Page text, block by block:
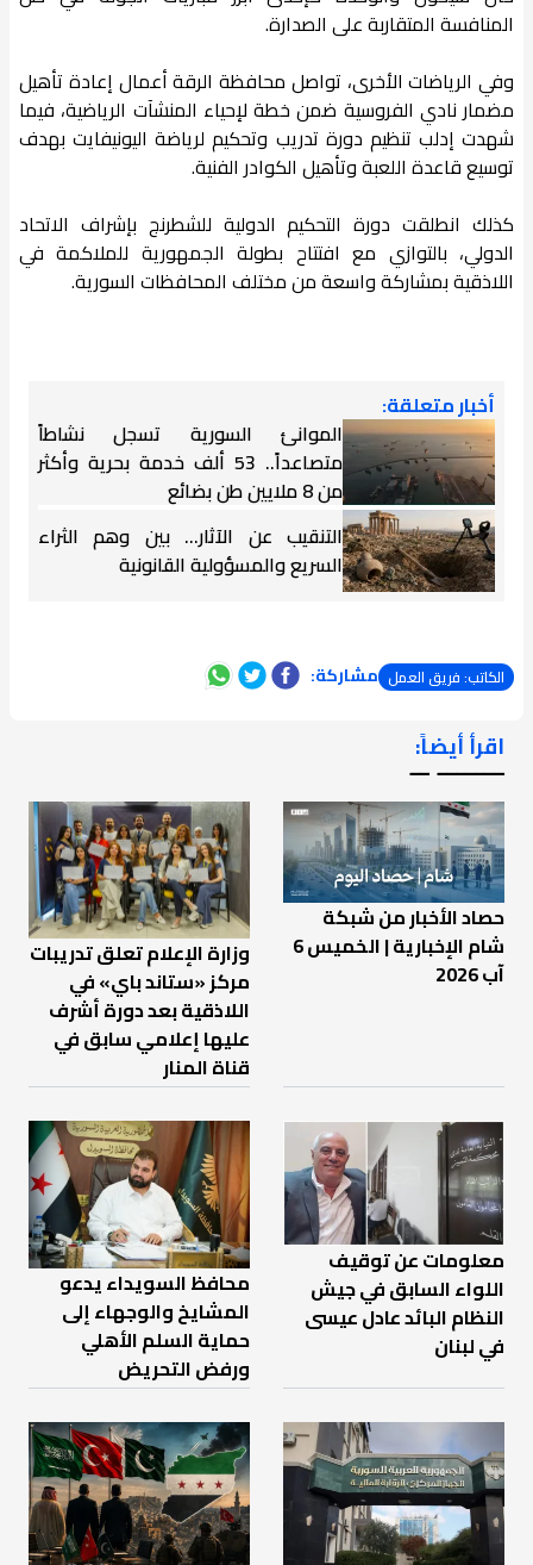
المنافسة المتقاربة على الصدارة.
وفي الرياضات الأخرى، تواصل محافظة الرقة أعمال إعادة تأهيل
مضمار نادي الفروسية ضمن خطة لإحياء المنشآت الرياضية، فيما
شهدت إدلب تنظيم دورة تدريب وتحكيم لرياضة اليونيفايت بهدف
توسيع قاعدة اللعبة وتأهيل الكوادر الفنية.
كذلك انطلقت دورة التحكيم الدولية للشطرنج بإشراف الاتحاد
الدولي، بالتوازي مع افتتاح بطولة الجمهورية للملاكمة في
اللاذقية بمشاركة واسعة من مختلف المحافظات السورية.
أخبار متعلقة:
الموانئ السورية تسجل نشاطاً
متصاعداً.. 53 ألف خدمة بحرية وأكثر
من 8 ملايين طن بضائع
التنقيب عن الآثار… بين وهم الثراء
السريع والمسؤولية القانونية
الكاتب: فريق العمل مشاركة:
اقرأ أيضاً:
ـــــــ ــ
حصاد الأخبار من شبكة
شام الإخبارية | الخميس 6
آب 2026
وزارة الإعلام تعلق تدريبات
مركز «ستاند باي» في
اللاذقية بعد دورة أشرف
عليها إعلامي سابق في
قناة المنار
معلومات عن توقيف
اللواء السابق في جيش
النظام البائد عادل عيسى
في لبنان
محافظ السويداء يدعو
المشايخ والوجهاء إلى
حماية السلم الأهلي
ورفض التحريض